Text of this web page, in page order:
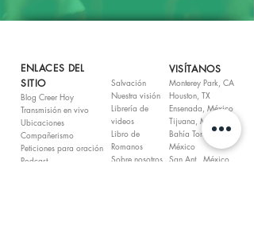
ENLACES DEL
SITIO
Blog Creer Hoy
Transmisión en vivo
Ubicaciones
Compañerismo
Peticiones para oración
Podcast
Salvación
Nuestra visión
Librería de
videos
Libro de
Romanos
Sobre nosotros
VISÍTANOS
Monterey Park, CA
Houston, TX
Ensenada, México
Tijuana, México
Bahía Tortuga,
México
San Ant., México